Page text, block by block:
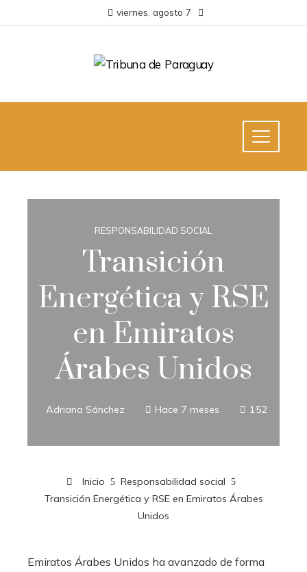
viernes, agosto 7
RESPONSABILIDAD SOCIAL
Transición
Energética y RSE
en Emiratos
Árabes Unidos
Adriana Sánchez Hace 7 meses 152
Inicio
Responsabilidad social
Transición Energética y RSE en Emiratos Árabes
Unidos
Emiratos Árabes Unidos ha avanzado de forma